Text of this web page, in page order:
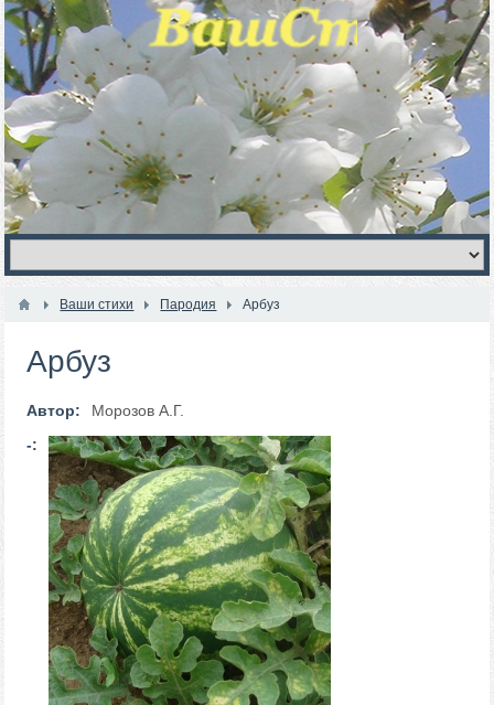
Ваши стихи Пародия Арбуз
Арбуз
Автор:
Морозов А.Г.
-: